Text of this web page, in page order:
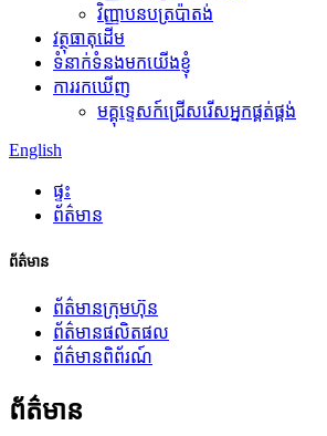
វិញ្ញាបនបត្រប៉ាតង់
វត្ថុធាតុដើម
ទំនាក់ទំនងមកយើងខ្ញុំ
ការរកឃើញ
មគ្គុទ្ទេសក៍ជ្រើសរើសអ្នកផ្គត់ផ្គង់
English
ផ្ទះ
ព័ត៌មាន
ព័ត៌មាន
ព័ត៌មានក្រុមហ៊ុន
ព័ត៌មានផលិតផល
ព័ត៌មានពិព័រណ៍
ព័ត៌មាន